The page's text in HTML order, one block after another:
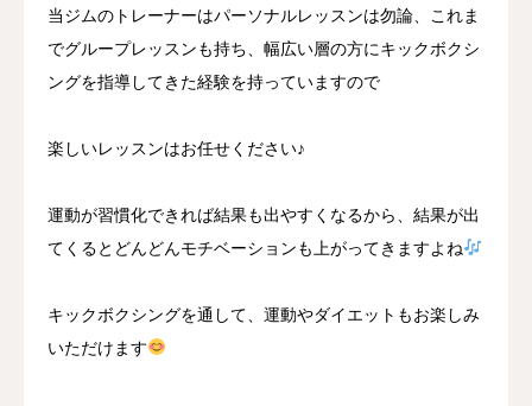
当ジムのトレーナーはパーソナルレッスンは勿論、これま
でグループレッスンも持ち、幅広い層の方にキックボクシ
ングを指導してきた経験を持っていますので
楽しいレッスンはお任せください♪
運動が習慣化できれば結果も出やすくなるから、結果が出
てくるとどんどんモチベーションも上がってきますよね
キックボクシングを通して、運動やダイエットもお楽しみ
いただけます